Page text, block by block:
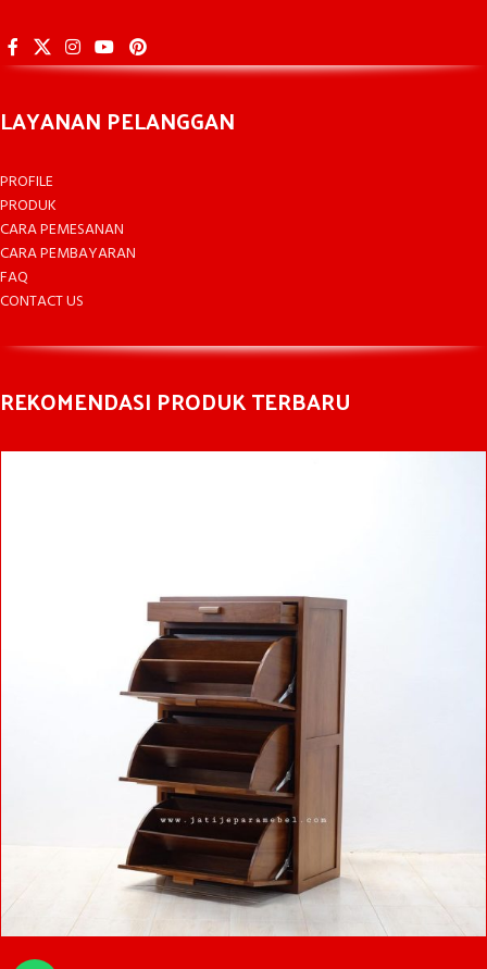
LAYANAN PELANGGAN
PROFILE
PRODUK
CARA PEMESANAN
CARA PEMBAYARAN
FAQ
CONTACT US
REKOMENDASI PRODUK TERBARU